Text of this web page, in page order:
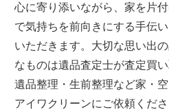
心に寄り添いながら、家を片
で気持ちを前向きにする手伝
いただきます。大切な思い出
なものは遺品査定士が査定買い
遺品整理・生前整理など家・
アイワクリーンにご依頼くださ